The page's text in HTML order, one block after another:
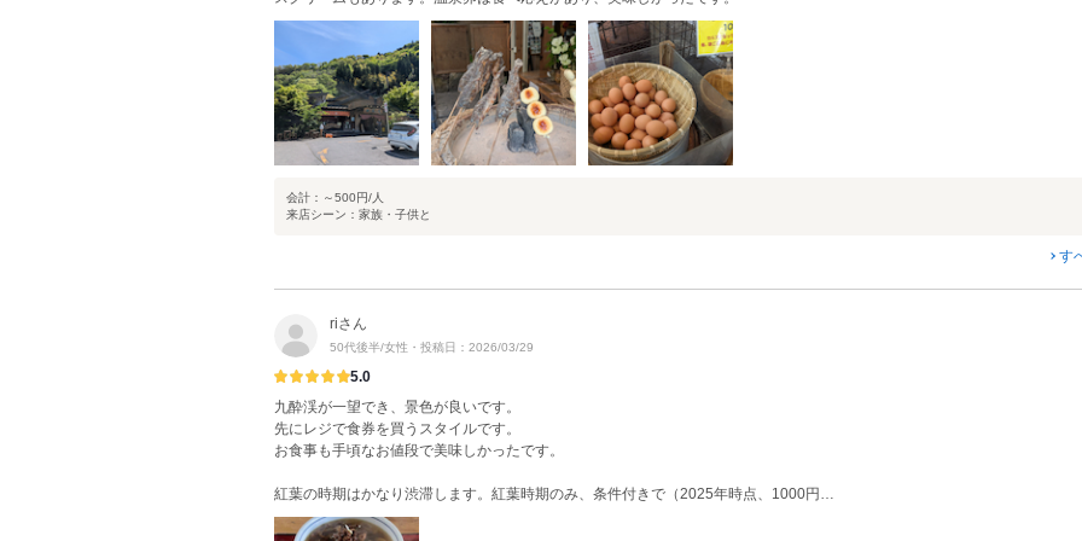
会計：～500円/人
来店シーン：家族・子供と
す
riさん
50代後半/女性・投稿日：2026/03/29
5.0
九酔渓が一望でき、景色が良いです。
先にレジで食券を買うスタイルです。
お食事も手頃なお値段で美味しかったです。
紅葉の時期はかなり渋滞します。紅葉時期のみ、条件付きで（2025年時点、1000円…